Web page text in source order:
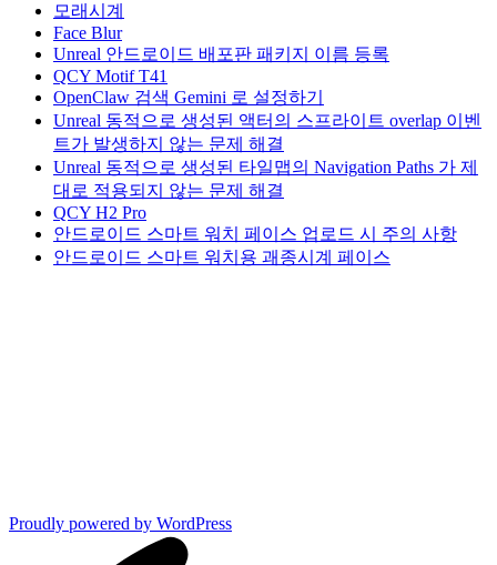
모래시계
Face Blur
Unreal 안드로이드 배포판 패키지 이름 등록
QCY Motif T41
OpenClaw 검색 Gemini 로 설정하기
Unreal 동적으로 생성된 액터의 스프라이트 overlap 이벤
트가 발생하지 않는 문제 해결
Unreal 동적으로 생성된 타일맵의 Navigation Paths 가 제
대로 적용되지 않는 문제 해결
QCY H2 Pro
안드로이드 스마트 워치 페이스 업로드 시 주의 사항
안드로이드 스마트 워치용 괘종시계 페이스
Proudly powered by WordPress